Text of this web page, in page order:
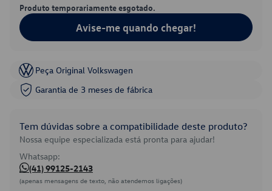
Produto temporariamente esgotado.
Avise-me quando chegar!
Peça Original Volkswagen
Garantia de 3 meses de fábrica
Tem dúvidas sobre a compatibilidade deste produto?
Nossa equipe especializada está pronta para ajudar!
Whatsapp:
(41) 99125-2143
(apenas mensagens de texto, não atendemos ligações)